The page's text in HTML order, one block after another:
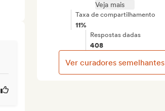
Veja mais
Taxa de compartilhamento
11%
Respostas dadas
408
Ver curadores semelhantes